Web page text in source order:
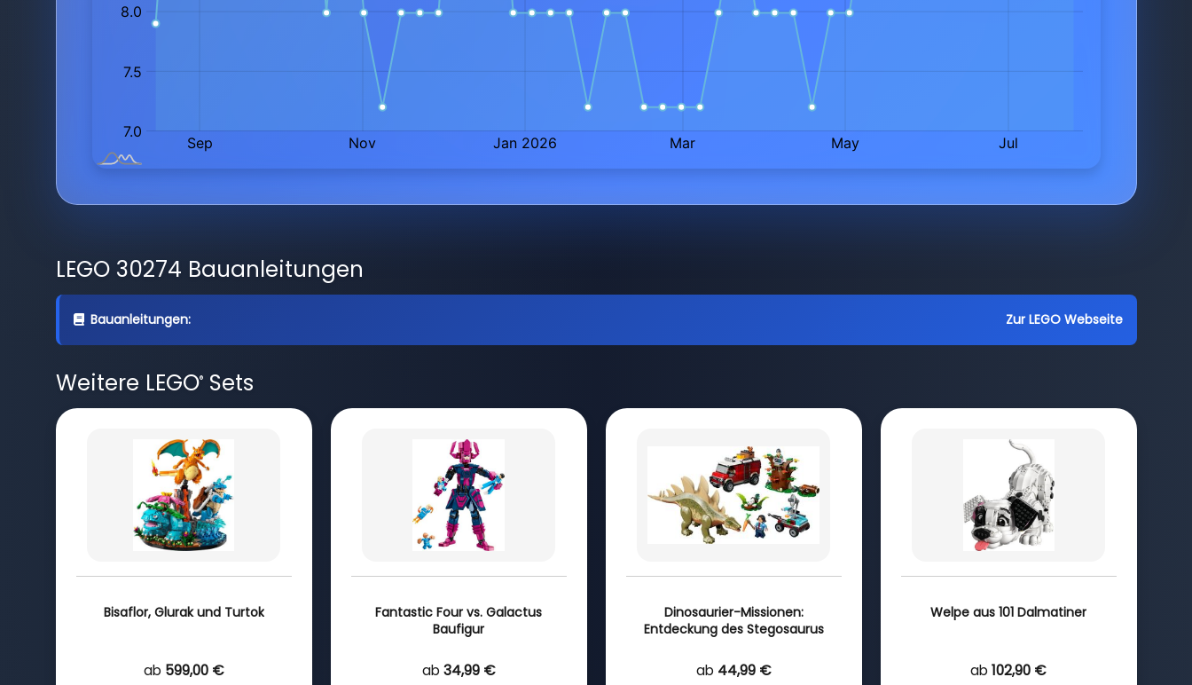
LEGO 30274 Bauanleitungen
Bauanleitungen: Zur LEGO Webseite
Weitere LEGO®Sets
Bisaflor, Glurak und Turtok
ab 599,00 €
Fantastic Four vs. Galactus
Baufigur
ab 34,99 €
Dinosaurier-Missionen:
Entdeckung des Stegosaurus
ab 44,99 €
Welpe aus 101 Dalmatiner
ab 102,90 €